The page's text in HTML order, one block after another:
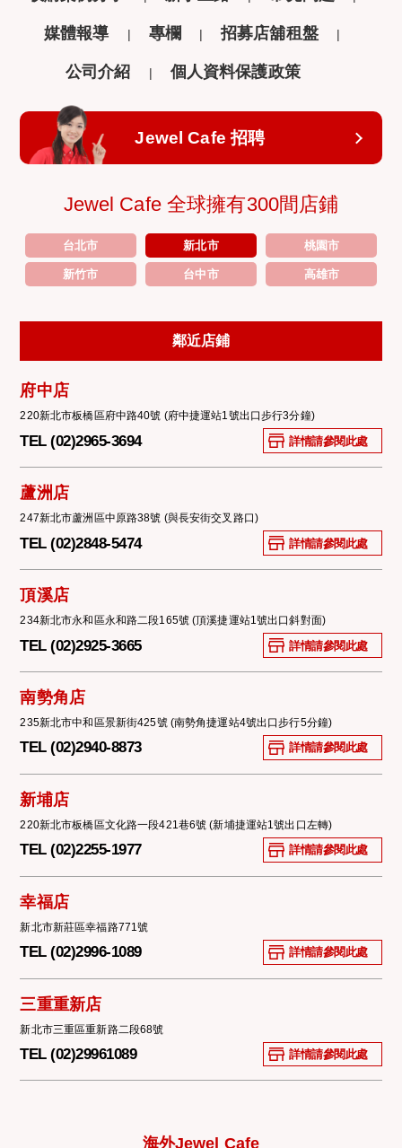
媒體報導 專欄 招募店舖租盤
公司介紹 個人資料保護政策
Jewel Cafe 招聘
Jewel Cafe 全球擁有300間店鋪
台北市 新北市 桃園市
新竹市 台中市 高雄市
鄰近店鋪
府中店
220新北市板橋區府中路40號 (府中捷運站1號出口步行3分鐘)
TEL (02)2965-3694 詳情請參閱此處
蘆洲店
247新北市蘆洲區中原路38號 (與長安街交叉路口)
TEL (02)2848-5474 詳情請參閱此處
頂溪店
234新北市永和區永和路二段165號 (頂溪捷運站1號出口斜對面)
TEL (02)2925-3665 詳情請參閱此處
南勢角店
235新北市中和區景新街425號 (南勢角捷運站4號出口步行5分鐘)
TEL (02)2940-8873 詳情請參閱此處
新埔店
220新北市板橋區文化路一段421巷6號 (新埔捷運站1號出口左轉)
TEL (02)2255-1977 詳情請參閱此處
幸福店
新北市新莊區幸福路771號
TEL (02)2996-1089 詳情請參閱此處
三重重新店
新北市三重區重新路二段68號
TEL (02)29961089 詳情請參閱此處
海外Jewel Cafe